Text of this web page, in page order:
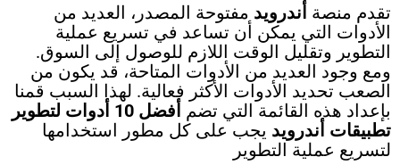
تقدم منصة أندرويد مفتوحة المصدر، العديد من
الأدوات التي يمكن أن تساعد في تسريع عملية
التطوير وتقليل الوقت اللازم للوصول إلى السوق.
ومع وجود العديد من الأدوات المتاحة، قد يكون من
الصعب تحديد الأدوات الأكثر فعالية. لهذا السبب قمنا
بإعداد هذه القائمة التي تضم
أفضل 10 أدوات لتطوير
تطبيقات أندرويد يجب على كل مطور استخدامها
لتسريع عملية التطوير